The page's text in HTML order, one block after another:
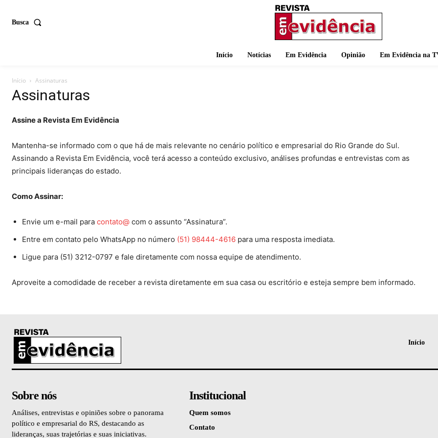
Busca
Início Notícias Em Evidência Opinião Em Evidência na
Início Assinaturas
Assinaturas
Assine a Revista Em Evidência
Mantenha-se informado com o que há de mais relevante no cenário político e empresarial do Rio Grande do Sul.
Assinando a Revista Em Evidência, você terá acesso a conteúdo exclusivo, análises profundas e entrevistas com as
principais lideranças do estado.
Como Assinar:
Envie um e-mail para contato@ com o assunto “Assinatura”.
Entre em contato pelo WhatsApp no número (51) 98444-4616 para uma resposta imediata.
Ligue para (51) 3212-0797 e fale diretamente com nossa equipe de atendimento.
Aproveite a comodidade de receber a revista diretamente em sua casa ou escritório e esteja sempre bem informado.
Início
Sobre nós
Análises, entrevistas e opiniões sobre o panorama
político e empresarial do RS, destacando as
lideranças, suas trajetórias e suas iniciativas.
Institucional
Quem somos
Contato